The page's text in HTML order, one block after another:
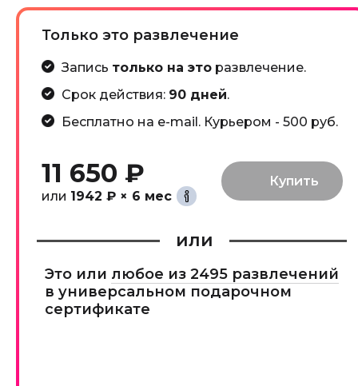
Только это развлечение
Запись только на эторазвлечение.
Срок действия: 90 дней.
Бесплатно на e-mail. Курьером - 500 руб.
11 650 ₽
или 1942 ₽ × 6 мес
или
Это или любое из 2495 развлечений
в универсальном подарочном
сертификате